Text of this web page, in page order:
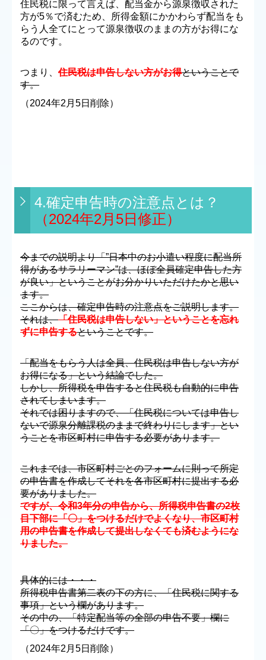
住民税に限って言えば、配当金から源泉徴収された
方が5％で済むため、所得金額にかかわらず配当をも
らう人全てにとって源泉徴収のままの方がお得にな
るのです。
つまり、住民税は申告しない方がお得ということで
す。
（2024年2月5日削除）
4.確定申告時の注意点とは？
（2024年2月5日修正）
今までの説明より「”日本中のお小遣い程度に配当所
得があるサラリーマン”は、ほぼ全員確定申告した方
が良い」ということがお分かりいただけたかと思い
ます。
ここからは、確定申告時の注意点をご説明します。
それは、「住民税は申告しない」ということを忘れ
ずに申告するということです。
「配当をもらう人は全員、住民税は申告しない方が
お得になる」という結論でした。
しかし、所得税を申告すると住民税も自動的に申告
されてしまいます。
それでは困りますので、「住民税については申告し
ないで源泉分離課税のままで終わりにします」とい
うことを市区町村に申告する必要があります。
これまでは、市区町村ごとのフォームに則って所定
の申告書を作成してそれを各市区町村に提出する必
要がありました。
ですが、令和3年分の申告から、所得税申告書の2枚
目下部に「〇」をつけるだけでよくなり、市区町村
用の申告書を作成して提出しなくても済むようにな
りました。
具体的には・・・
所得税申告書第二表の下の方に、「住民税に関する
事項」という欄があります。
その中の、「特定配当等の全部の申告不要」欄に
「〇」をつけるだけです。
（2024年2月5日削除）